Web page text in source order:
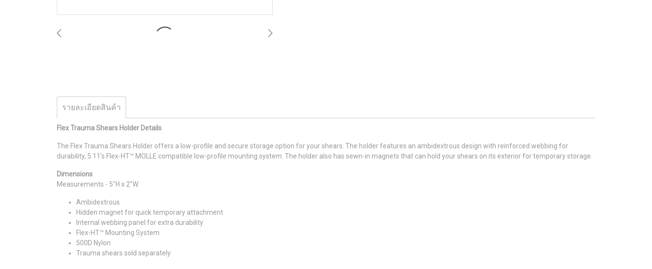
รายละเอียดสินค้า
Flex Trauma Shears Holder Details
The Flex Trauma Shears Holder offers a low-profile and secure storage option for your shears. The holder features an ambidextrous design with reinforced webbing for
durability, 5.11's Flex-HT™ MOLLE compatible low-profile mounting system. The holder also has sewn-in magnets that can hold your shears on its exterior for temporary storage.
Dimensions
Measurements - 5"H x 2"W
Ambidextrous
Hidden magnet for quick temporary attachment
Internal webbing panel for extra durability
Flex-HT™ Mounting System
500D Nylon
Trauma shears sold separately